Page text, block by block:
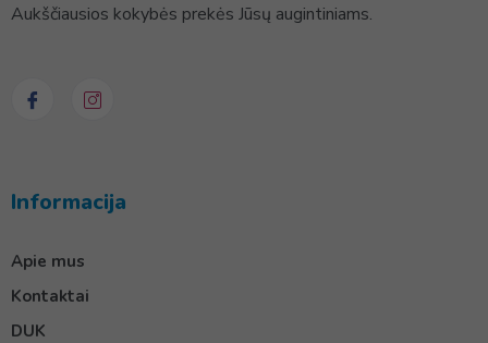
Aukščiausios kokybės prekės Jūsų augintiniams.
Informacija
Apie mus
Kontaktai
DUK